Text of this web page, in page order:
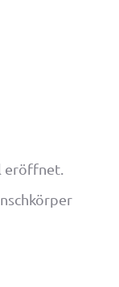
eröffnet.